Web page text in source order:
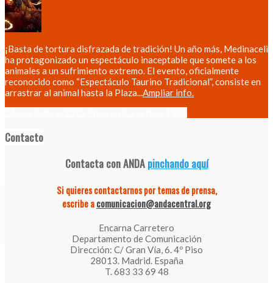
¡Basta de tortura disfrazada de tradición! Un año más, Medinaceli
ha protagonizado un espectáculo inaceptable que somete a los
animales a un sufrimiento extremo. El evento, oficialmente
reconocido como “Espectáculo Taurino Tradicional”, consiste en
arrastrar al animal hasta la Plaza...Ampliar info.
Contacto
Contacta con ANDApinchando aquí
Si quieres contactarnos por temas de prensa,
escribe acomunicacion@andacentral.org
Encarna Carretero
Departamento de Comunicación
Dirección: C/ Gran Vía, 6. 4º Piso
28013. Madrid. España
T. 683 33 69 48